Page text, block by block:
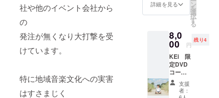
社や他のイベント会社から
の
発注が無くなり大打撃を受
けています。
特に地域音楽文化への実害
はすさまじく
お渡し
しま
す。 ※
品:Amu
sement
Bar
Fly お
食事
券
3,000円
分 〈有
詳細を見る ン
を
選
択
す
る
8,0
00 円
残り4
KEi 限
定DVD
コー
ス い
ただい
た支援
支援
者：